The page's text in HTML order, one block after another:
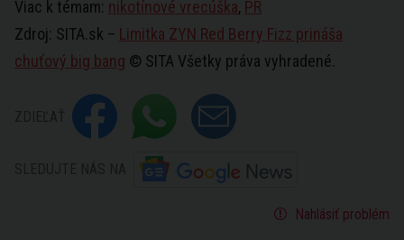
Viac k témam: nikotínové vrecúška, PR
Zdroj: SITA.sk – Limitka ZYN Red Berry Fizz prináša
chuťový big bang © SITA Všetky práva vyhradené.
Nahlásiť problém